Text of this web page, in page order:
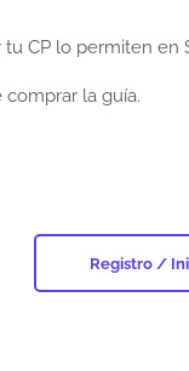
tu CP lo permiten en
la guía.
Registro /